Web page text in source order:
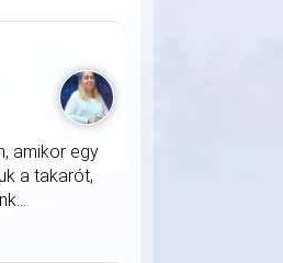
amikor egy
a takarót,